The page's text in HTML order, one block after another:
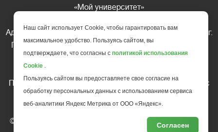
«Мой университет»
Адрес редакции: 185035 Россия, Республика Карелия, г.
Петрозаводск, ул. Фридриха Энгельса д.10, офис 211
Телефон редакции: +7 (499) 685-10-45
Перепечатка материалов газеты допускается только c
письменного разрешения редакции
Ссылка на «Газету педагогов» обязательна.
© АНО ДПО "Инновационный образовательный центр
Наш сайт использует Cookie, чтобы гарантировать вам
максимальное удобство. Пользуясь сайтом, вы
подтверждаете, что согласны с политикой использования
Cookie .
Пользуясь сайтом вы предоставляете свое согласие на
обработку персональных данных с использованием сервиса
веб-аналитики Яндекс Метрика от ООО «Яндекс».
Согласен